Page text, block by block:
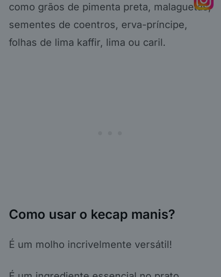
como grãos de pimenta preta, malaguetas,
sementes de coentros, erva-príncipe,
folhas de lima kaffir, lima ou caril.
Como usar o kecap manis?
É um molho incrivelmente versátil!